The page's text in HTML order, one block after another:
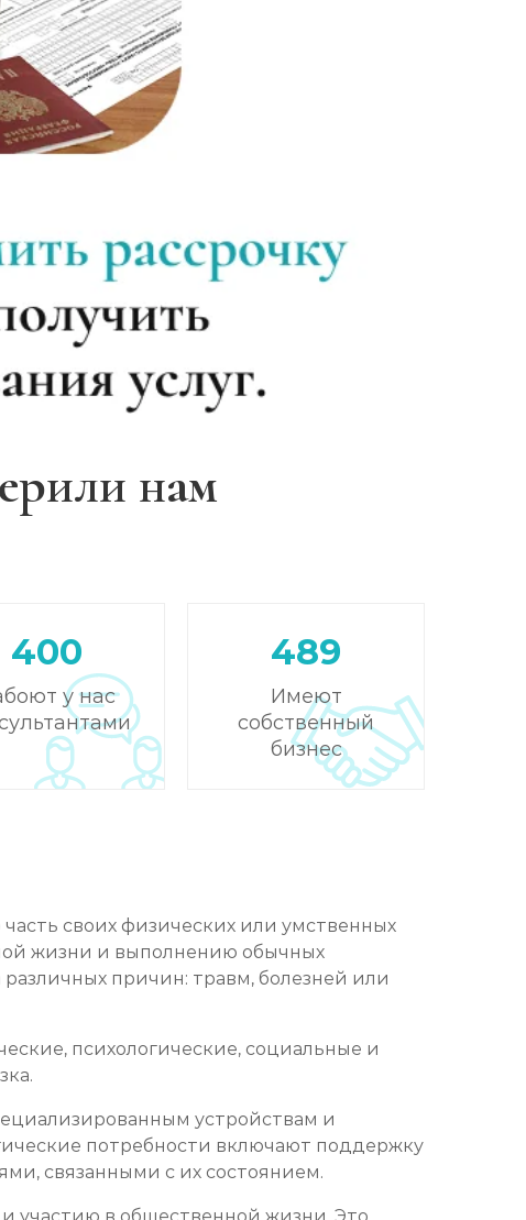
нам
400
у нас
489
Имеют
собственный
бизнес
своих физических или умственных
жизни и выполнению обычных
причин: травм, болезней или
психологические, социальные и
устройствам и
потребности включают поддержку
связанными с их состоянием.